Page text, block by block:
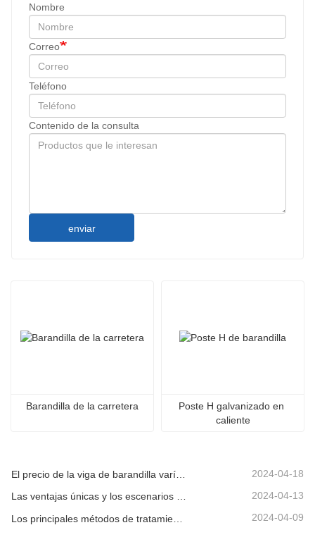
Nombre
Correo
Teléfono
Contenido de la consulta
enviar
Barandilla de la carretera
Poste H galvanizado en
caliente
2024-04-18
Las ventajas únicas y los escenarios aplicables de la barandilla de la carretera. 2024-04-13
2024-04-09